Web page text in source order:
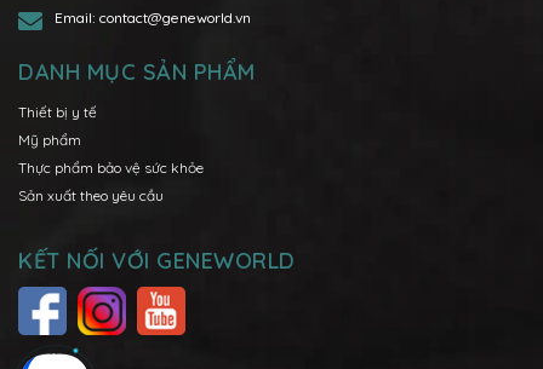
Email: contact@geneworld.vn
DANH MỤC SẢN PHẨM
Thiết bị y tế
Mỹ phẩm
Thực phẩm bảo vệ sức khỏe
Sản xuất theo yêu cầu
KẾT NỐI VỚI GENEWORLD